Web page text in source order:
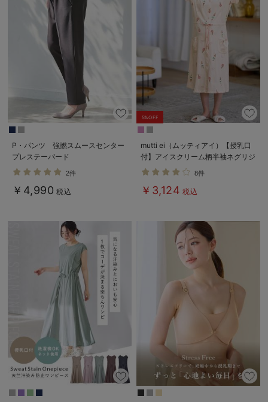
Gift Selection 出産祝い
保育園・入園準備特集
デロンギ
FINALサマーセール
グッズ
CLICK
FINALサマーセール
50％OFF以上
CLICK
P・パンツ 強撚スムースセンター
プレステーパード
2件
￥4,990 税込
5%OFF
mutti ei（ムッティアイ）【授乳口
付】アイスクリーム柄半袖ネグリジ
ェ
8件
￥3,124 税込